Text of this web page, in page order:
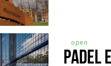
open
PADEL